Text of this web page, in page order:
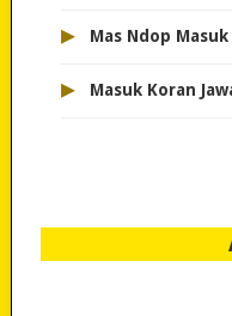
▸ Mas Ndop
▸ Masuk Koran